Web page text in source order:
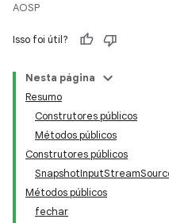
AOSP
Isso foi útil?
Nesta página
Resumo
Construtores públicos
Métodos públicos
Construtores públicos
SnapshotInputStream
Métodos públicos
fechar